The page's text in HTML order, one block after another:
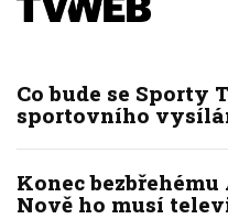
Co bude se Sporty
sportovního
Konec
Nově ho musí